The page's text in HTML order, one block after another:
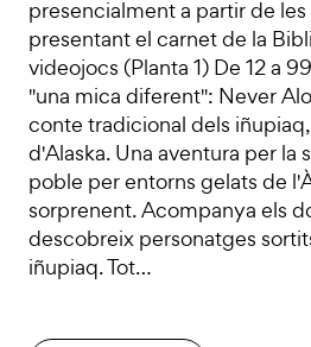
presencialment a partir de
presentant el carnet de la
videojocs (Planta 1) De 12 a
"una mica diferent": Never
conte tradicional dels
d'Alaska. Una aventura per la
poble per entorns gelats de
sorprenent. Acompanya els
descobreix personatges
iñupiaq. Tot…